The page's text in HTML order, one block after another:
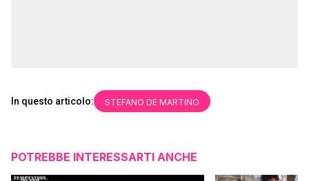
In questo articolo: STEFANO DE MARTINO
POTREBBE INTERESSARTI ANCHE